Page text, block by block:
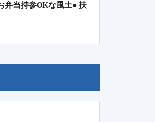
弁当持参OKな風土● 扶